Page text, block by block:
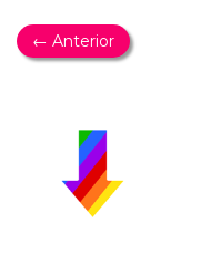
← Anterior